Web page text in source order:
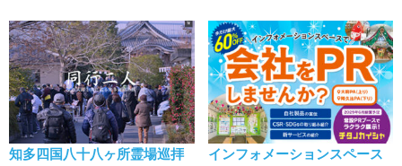
知多四国八十八ヶ所霊場巡拝
インフォメーションスペース